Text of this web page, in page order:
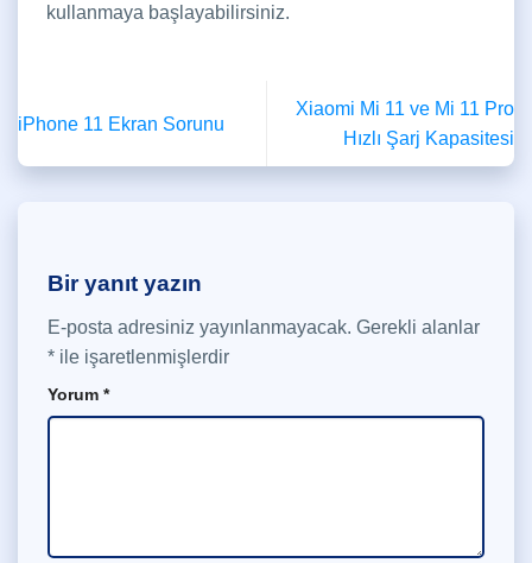
kullanmaya başlayabilirsiniz.
iPhone 11 Ekran Sorunu
Xiaomi Mi 11 ve Mi 11 Pro
Hızlı Şarj Kapasitesi
Bir yanıt yazın
E-posta adresiniz yayınlanmayacak. Gerekli alanlar
* ile işaretlenmişlerdir
Yorum *